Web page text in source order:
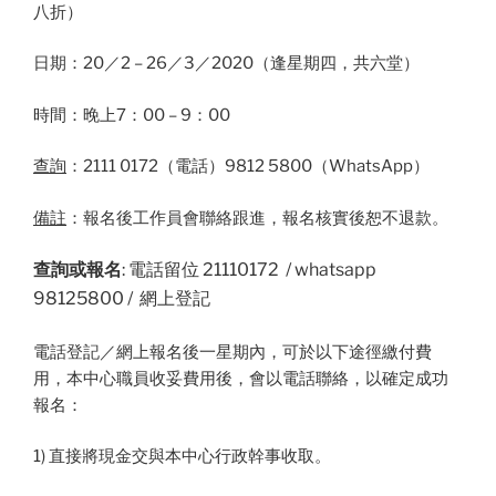
八折）
日期：20／2 – 26／3／2020（逢星期四，共六堂）
時間：晚上7：00 – 9：00
查詢 ：2111 0172（電話）9812 5800（WhatsApp）
備註 ：報名後工作員會聯絡跟進，報名核實後恕不退款。
查詢或報名: 電話留位 21110172 / whatsapp
98125800 / 網上登記
電話登記／網上報名後一星期內，可於以下途徑繳付費
用，本中心職員收妥費用後，會以電話聯絡，以確定成功
報名：
1) 直接將現金交與本中心行政幹事收取。